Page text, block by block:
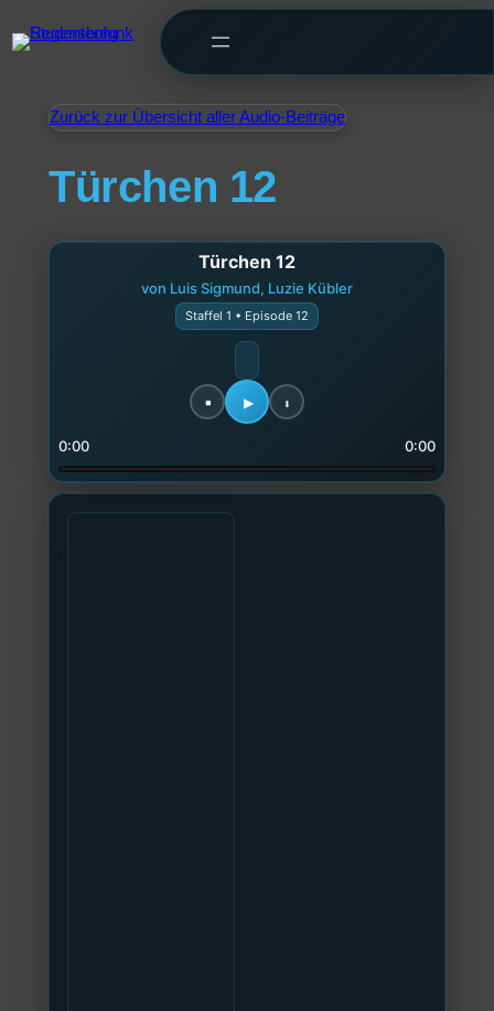
Zurück zur Übersicht aller Audio-Beiträge
Türchen 12
Türchen 12
von Luis Sigmund, Luzie Kübler
Staffel 1 • Episode 12
0:00 0:00